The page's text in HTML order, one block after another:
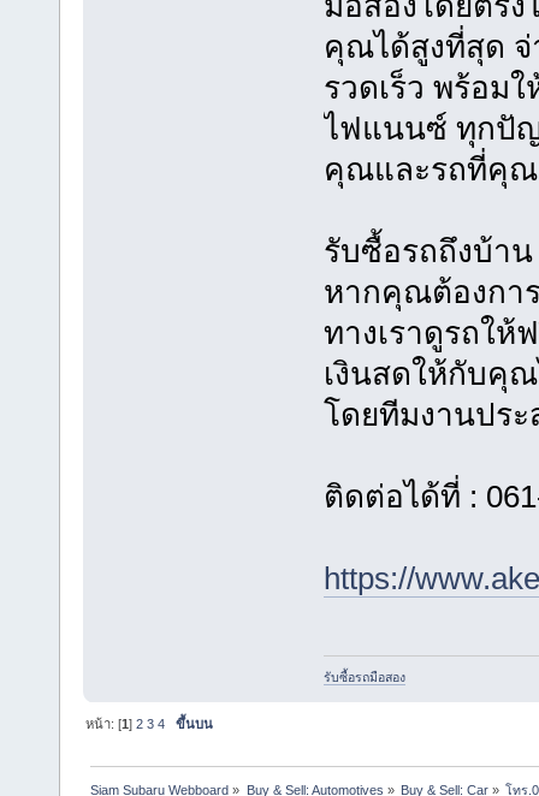
คุณได้สูงที่สุด จ่
รวดเร็ว พร้อม
ไฟแนนซ์ ทุกปัญ
คุณและรถที่คุณ
รับซื้อรถถึงบ้า
หากคุณต้องกา
ทางเราดูรถใ
เงินสดให้กับคุ
โดยทีมงานปร
ติดต่อได้ที่ :
https://
รับซื้อรถมือสอง
หน้า: [1]2 3 4 ขึ้นบน
Siam Subaru Webboard » Buy & Sell: Automotives » Buy & Sell: Car» โทร